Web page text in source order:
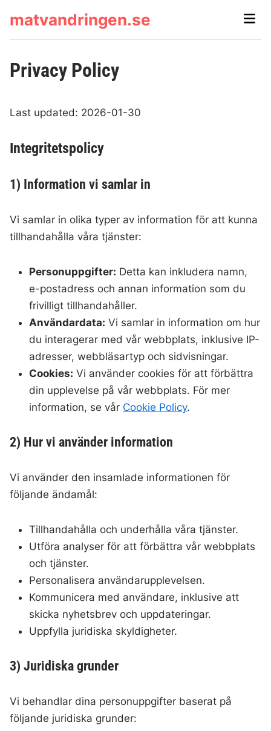
matvandringen.se
Main
Privacy Policy
Last updated: 2026-01-30
Integritetspolicy
1) Information vi samlar in
Vi samlar in olika typer av information för att kunna
tillhandahålla våra tjänster:
Personuppgifter: Detta kan inkludera namn,
e-postadress och annan information som du
frivilligt tillhandahåller.
Användardata: Vi samlar in information om hur
du interagerar med vår webbplats, inklusive IP-
adresser, webbläsartyp och sidvisningar.
Cookies: Vi använder cookies för att förbättra
din upplevelse på vår webbplats. För mer
information, se vår Cookie Policy.
2) Hur vi använder information
Vi använder den insamlade informationen för
följande ändamål:
Tillhandahålla och underhålla våra tjänster.
Utföra analyser för att förbättra vår webbplats
och tjänster.
Personalisera användarupplevelsen.
Kommunicera med användare, inklusive att
skicka nyhetsbrev och uppdateringar.
Uppfylla juridiska skyldigheter.
3) Juridiska grunder
Vi behandlar dina personuppgifter baserat på
följande juridiska grunder: